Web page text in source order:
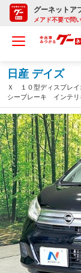
グーネットア
メアド不要で問
日産 デイズ
Ｘ １０型ディスプレ
シーブレーキ インテ
ｔｏｏｔｈ アイドリ
車 ワンオーナー（福岡